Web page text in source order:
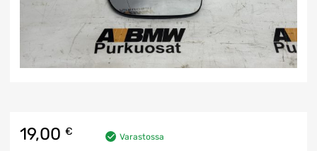
19,00 € Varastossa